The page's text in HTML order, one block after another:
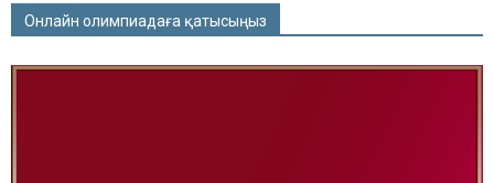
Онлайн олимпиадаға қатысыңыз